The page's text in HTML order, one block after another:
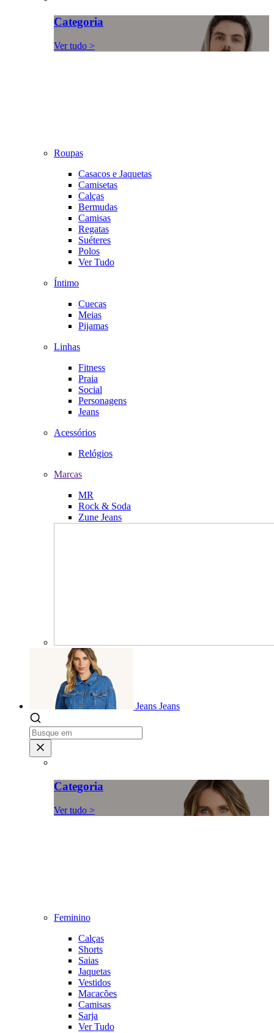
Categoria
Ver tudo >
Roupas
Casacos e Jaquetas
Camisetas
Calças
Bermudas
Camisas
Regatas
Suéteres
Polos
Ver Tudo
Íntimo
Cuecas
Meias
Pijamas
Linhas
Fitness
Praia
Social
Personagens
Jeans
Acessórios
Relógios
Marcas
MR
Rock & Soda
Zune Jeans
Jeans Jeans
Categoria
Ver tudo >
Feminino
Calças
Shorts
Saias
Jaquetas
Vestidos
Macacões
Camisas
Sarja
Ver Tudo